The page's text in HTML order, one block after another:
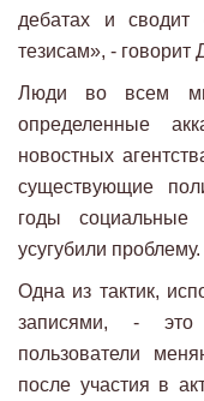
дебатах и
тезисам», - говорит
Люди во всем
определенные
новостных
существующие
годы социальные
усугубили проблему.
Одна из тактик,
записями, - это
пользователи
после участия в